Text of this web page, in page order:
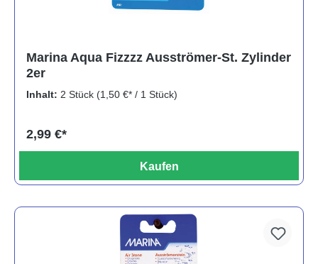
Marina Aqua Fizzzz Ausströmer-St. Zylinder
2er
Inhalt: 2 Stück (1,50 €* / 1 Stück)
2,99 €*
Kaufen